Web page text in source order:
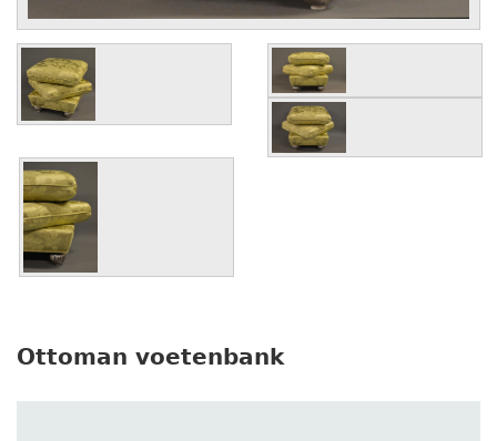
Ottoman voetenbank